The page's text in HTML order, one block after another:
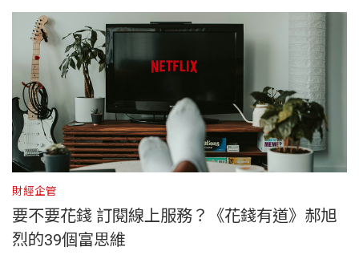
關於花錢本質
花錢是一種付出，付出才能夠得到
花錢更多是一種看法，更多是一種思維
關於選擇與取捨
．沒法決定花錢的價格，可以決定花錢的選擇
．除了花錢的取捨，更在乎有能力選擇
關於價值與認知
．我們無法賺取認知外的財富
09 #更多選擇 面對通貨膨脹，要怎麼花錢？
10 #隱形成本 咖啡第二杯半價，該花錢買兩杯嗎？
11 #心理帳戶 別人送的電影票掉了，該花錢再買一
張嗎？
12 #機會成本 花錢吃牛排，就吃不下義大利麵
13 #沉沒成本 舞台劇不好看，下半場可以離開嗎？
PART3 花錢的策略與選擇
因為付出才會獲得
不是獲得才要付出
自己研究所學習的專業主修是財務管理，畢業後常常
和別人聊天，不時會有人問我：「財務思維和財商應
用，到底應該學什麼？更重要的是，應該什麼時候開
始學會比較好？」
說實話，一開始我的答案都是，「如果要說學什麼，
應該就要從學習會計或三張財務報表吧……」
畢業於清華大學工業工程學系、政治大學企業管理研
究所。曾任新加坡淡馬錫集團富登金融控股公司董事
總經理及行政副總暨財務長；力晶半導體集團總經理
特助、經營企劃處長；台積電財務高階主管、PMP專
案管理師；大亞創業投資股份有限公司執行合夥人。
出版多本暢銷著作：《財富自由心理學》（與蔡宇哲
合著）、《致富覺察》、《人生成為》、《享受蛻
變》、《好懂秒懂的財務課》系列、《富小孩與窮小
書號 BCB916
出版社
裝幀 平裝
開本 14.8×21.0×1.85cm
財經企管
要不要花錢 訂閱線上服務？《花錢有道》郝旭
烈的39個富思維